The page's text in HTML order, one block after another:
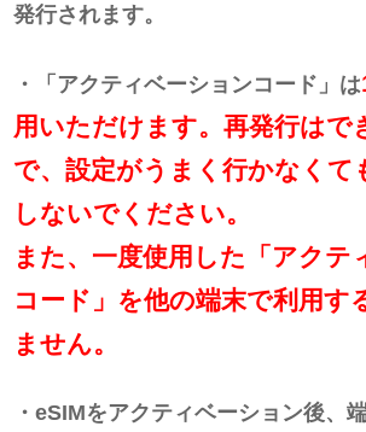
発行されます。
・「アクティベーションコード」は
用いただけます。再発行はで
で、設定がうまく行かなくて
しないでください。
また、一度使用した「アクテ
コード」を他の端末で利用す
ません。
・eSIMをアクティベーション後、